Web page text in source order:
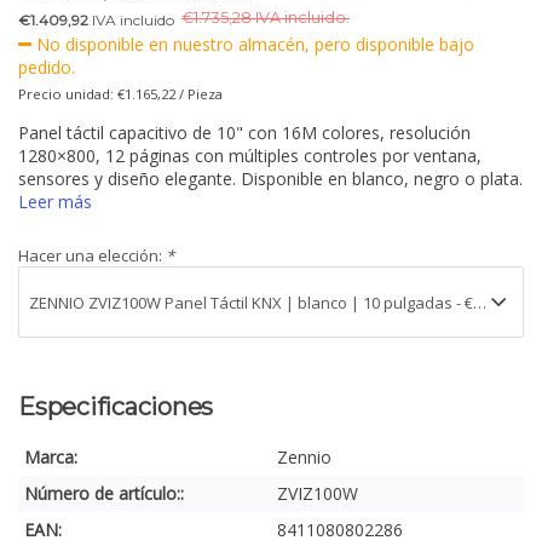
€1.409,92 IVA incluido €1.735,28 IVA incluido.
No disponible en nuestro almacén, pero disponible bajo
pedido.
Precio unidad: €1.165,22 / Pieza
Panel táctil capacitivo de 10" con 16M colores, resolución
1280×800, 12 páginas con múltiples controles por ventana,
sensores y diseño elegante. Disponible en blanco, negro o plata.
Leer más
Hacer una elección: *
Especificaciones
Marca:
Zennio
Número de artículo::
ZVIZ100W
EAN:
8411080802286